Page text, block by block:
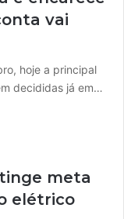
vai
hoje a principal
decididas já em…
meta
elétrico